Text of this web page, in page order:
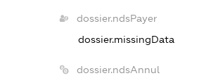
dossier.ndsPayer
dossier.missingData
dossier.ndsAnnul